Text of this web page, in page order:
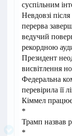
суспільним
Невдовзі
перерва
ведучий
рекордною
Президент
висвітлення
Федеральна
перевірила її
Кіммел
*
Трамп назвав
*